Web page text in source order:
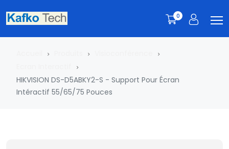
0
HIKVISION DS-D5ABKY2-S - Support Pour Écran
Intéractif 55/65/75 Pouces